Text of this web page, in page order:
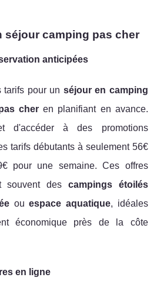
séjour camping pas cher
anticipées
tarifs pour un séjour en camping
cher en planifiant en avance.
d'accéder à des promotions
tarifs débutants à seulement 56€
pour une semaine. Ces offres
souvent des campings étoilés
ouespace aquatique, idéales
économique près de la côte
en ligne